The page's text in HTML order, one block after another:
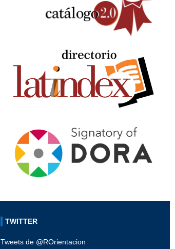
TWITTER
Tweets de @ROrientacion